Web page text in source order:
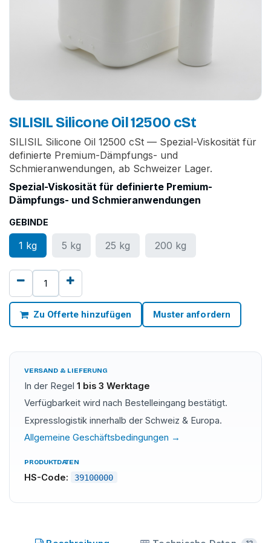
SILISIL Silicone Oil 12500 cSt
SILISIL Silicone Oil 12500 cSt — Spezial-Viskosität für
definierte Premium-Dämpfungs- und
Schmieranwendungen, ab Schweizer Lager.
Spezial-Viskosität für definierte Premium-
Dämpfungs- und Schmieranwendungen
GEBINDE
1 kg 5 kg 25 kg 200 kg
Zu Offerte hinzufügen Muster anfordern
VERSAND & LIEFERUNG
In der Regel 1 bis 3 Werktage
Verfügbarkeit wird nach Bestelleingang bestätigt.
Expresslogistik innerhalb der Schweiz & Europa.
Allgemeine Geschäftsbedingungen →
PRODUKTDATEN
HS-Code: 39100000